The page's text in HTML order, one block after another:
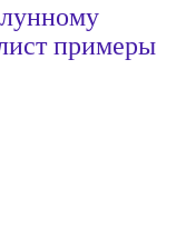
примеры